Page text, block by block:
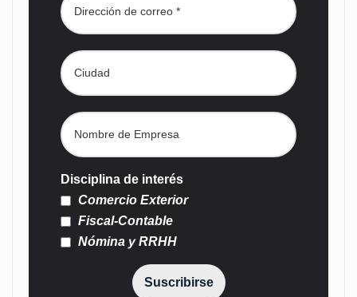
Disciplina de interés
Comercio Exterior
Fiscal-Contable
Nómina y RRHH
Suscribirse